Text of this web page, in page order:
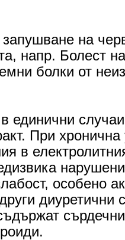
запушване на
напр. Болест
болки от
в единични
При хронична
в
особено
диуретични